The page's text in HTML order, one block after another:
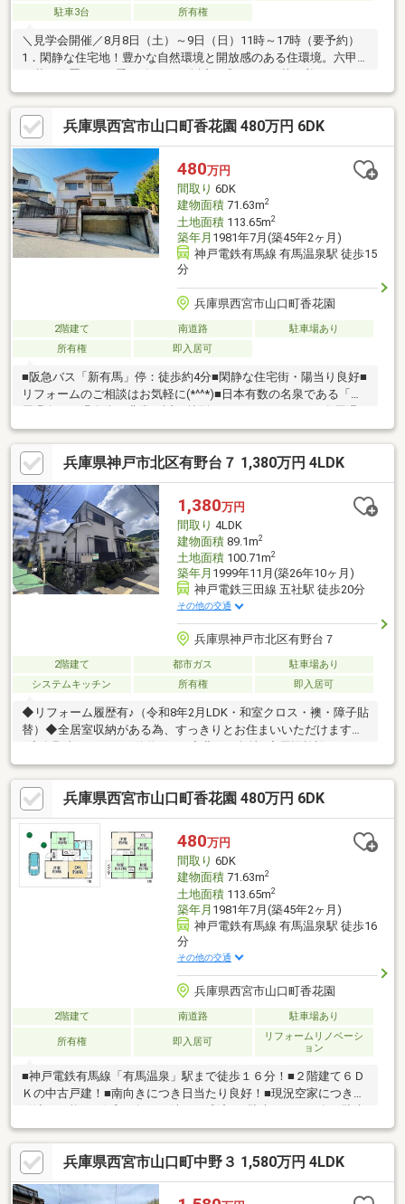
駐車3台
所有権
＼見学会開催／8月8日（土）～9日（日）11時～17時（要予約）
1．閑静な住宅地！豊かな自然環境と開放感のある住環境。六甲山
ーションです。2．夢の平屋住まい！327.27㎡の土地にゆとりの平
屋住まい。船坂だからこそ叶う静かでゆったりとした暮らしが可
能です。3．積水ハウス施工！耐久性・快適性を兼ね備えた軽量鉄
骨造。構造を生かした間取りや住居空間が魅力。シロアリにも強
く長期的な安心を求められる方にもオススメです。
兵庫県西宮市山口町香花園 480万円 6DK
480万円
間取り 6DK
建物面積71.63m2
土地面積113.65m2
築年月 1981年7月(築45年2ヶ月)
神戸電鉄有馬線 有馬温泉駅 徒歩15
分
兵庫県西宮市山口町香花園
2階建て 南道路
駐車場あり
所有権
即入居可
■阪急バス「新有馬」停：徒歩約4分■閑静な住宅街・陽当り良好■
リフォームのご相談はお気軽に(*^^*)■日本有数の名泉である「有
泉街の旅館や飲食店、日帰り入浴施設が徒歩・車でのアクセス圏
内に多数あります■駅から徒歩圏内には温泉街の食べ歩きや買い
物と行き来しながら1日を通して楽しめます■駅周辺コンビニも有
ります【ネット・ホームページに掲載されていない物件多数有、
お気軽にお問い合わせください】♪ホームページ他物件掲載中住宅
ローンでお困りな方は当社へご相談をとりあえずローン相談だけ
でもしたい方大歓迎です！
兵庫県神戸市北区有野台７ 1,380万円 4LDK
1,380万円
間取り 4LDK
建物面積89.1m2
土地面積100.71m2
築年月 1999年11月(築26年10ヶ月)
神戸電鉄三田線 五社駅 徒歩20分
その他の交通
兵庫県神戸市北区有野台７
2階建て 都市ガス
駐車場あり
システムキッチン
所有権 即入居可
◆リフォーム履歴有♪（令和8年2月LDK・和室クロス・襖・障子貼
替）◆全居室収納がある為、すっきりとお住まいいただけます
ゃぽっぽ公園 30ｍ・神戸有野台郵便局 400ｍ・神戸アドベン
チスト病院 900ｍ・スーパーマーケットNISHIYAMA有野店
1450ｍ・コープ有野 550ｍ・有野台会館 450ｍ・ありの台小学
校 500ｍ・有馬中学校 550ｍ【物件のポイント】北西角地角
地、南向き、内装リフォーム、陽当り良好、システムキッチン、
ワイドバルコニー、閑静な住宅地、前道６ｍ以上、和室、浴室１
坪以上、浴室に窓
兵庫県西宮市山口町香花園 480万円 6DK
480万円
間取り 6DK
建物面積71.63m2
土地面積113.65m2
築年月 1981年7月(築45年2ヶ月)
神戸電鉄有馬線 有馬温泉駅 徒歩16
分
その他の交通
兵庫県西宮市山口町香花園
2階建て 南道路 駐車場あり
所有権 即入居可
リフォームリノベーシ
ョン
■神戸電鉄有馬線「有馬温泉」駅まで徒歩１６分！■２階建て６Ｄ
Ｋの中古戸建！■南向きにつき日当たり良好！■現況空家につき即
台数は車種による。）□別途増築未登記部分有り（2階北側2室）□
司法書士は売主指定その他の物件もご紹介可能です。お客様のご
希望に沿ってご提案いたしますので、お気軽にお問い合わせくだ
さい。また、「購入に関しての住宅ローン」、「火災保険」や当
社グループ会社の株式会社福屋工務店にて「リフォーム・注文住
兵庫県西宮市山口町中野３ 1,580万円 4LDK